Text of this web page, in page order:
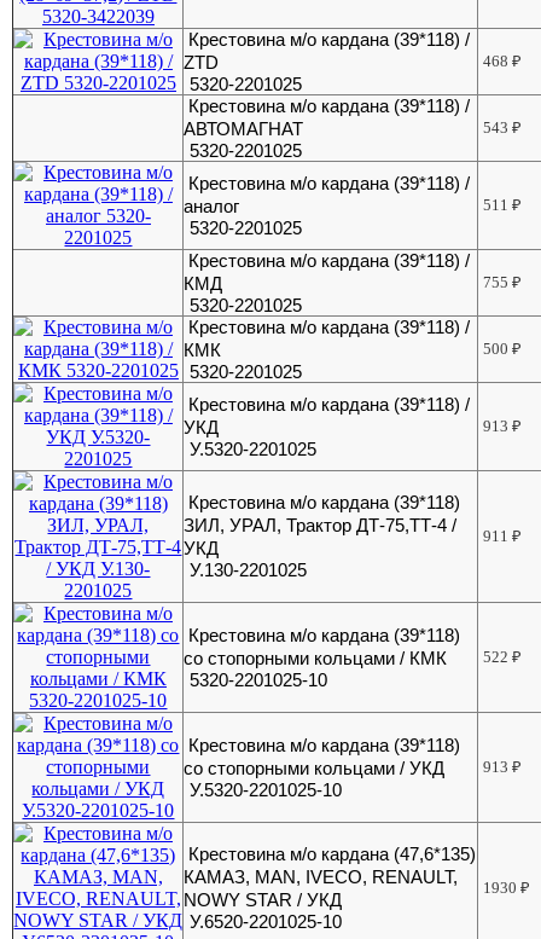
Крестовина м/о кардана (39*118) /
ZTD
5320-2201025
468₽
Крестовина м/о кардана (39*118) /
АВТОМАГНАТ
5320-2201025
543₽
Крестовина м/о кардана (39*118) /
аналог
5320-2201025
511₽
Крестовина м/о кардана (39*118) /
КМД
5320-2201025
755₽
Крестовина м/о кардана (39*118) /
КМК
5320-2201025
500₽
Крестовина м/о кардана (39*118) /
УКД
У.5320-2201025
913₽
Крестовина м/о кардана (39*118)
ЗИЛ, УРАЛ, Трактор ДТ-75,ТТ-4 /
УКД
У.130-2201025
911₽
Крестовина м/о кардана (39*118)
со стопорными кольцами / КМК
5320-2201025-10
522₽
Крестовина м/о кардана (39*118)
со стопорными кольцами / УКД
У.5320-2201025-10
913₽
Крестовина м/о кардана (47,6*135)
КАМАЗ, MAN, IVECO, RENAULT,
NOWY STAR / УКД
У.6520-2201025-10
1930₽